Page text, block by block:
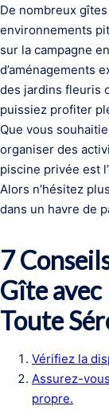
De nombreux
environnements
sur la campagne
d’aménagements
des jardins fleuris
puissiez profiter
Que vous
organiser des
piscine privée est
Alors n’hésitez
dans un havre de
7
Gîte avec
Toute
Vérifiez la
Assurez-
propre.